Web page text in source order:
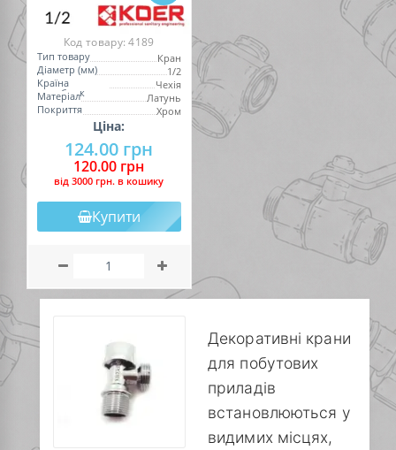
Код товару:4189
Тип товару
Кран
Діаметр (мм)
1/2
Країна
виробник
Чехія
Матеріал
Латунь
Покриття
Хром
Ціна:
124.00 грн
120.00 грн
вiд 3000 грн. в кошику
Купити
Декоративні крани
для побутових
приладів
встановлюються у
видимих ​​місцях,